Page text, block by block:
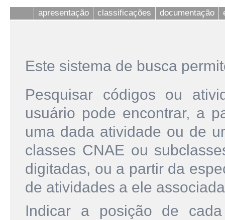
apresentação classificações documentação
Este sistema de busca
Pesquisar códigos ou
usuário pode encontrar, a
uma dada atividade ou de
classes CNAE ou
digitadas, ou a partir da
de atividades a ele
Indicar a posição de